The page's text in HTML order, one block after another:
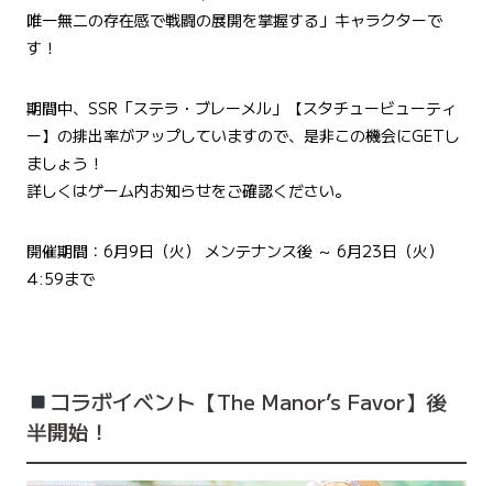
唯一無二の存在感で戦闘の展開を掌握する」キャラクターで
す！
期間中、SSR「​​ステラ・ブレーメル」【スタチュービューティ
ー】の排出率がアップしていますので、是非この機会にGETし
ましょう！
詳しくはゲーム内お知らせをご確認ください。
開催期間：6月9日（火） メンテナンス後 ～ 6月23日（火）
4:59まで
コラボイベント【The Manor’s Favor】後
半開始！